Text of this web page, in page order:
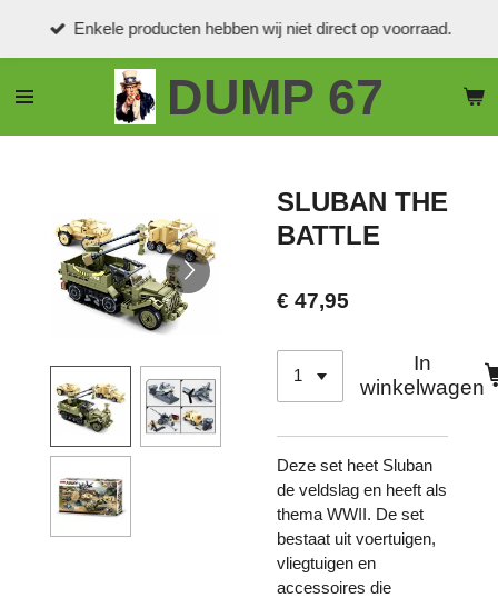
de
DUMP 67
Enkele producten hebben wij niet direct op voorraad.
SLUBAN THE
BATTLE
€ 47,95
In
winkelwagen
Deze set heet Sluban
de veldslag en heeft als
thema WWII. De set
bestaat uit voertuigen,
vliegtuigen en
accessoires die